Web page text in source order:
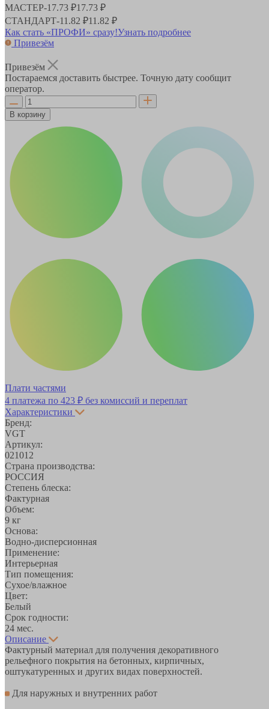
МАСТЕР-17.73 ₽17.73 ₽
СТАНДАРТ-11.82 ₽11.82 ₽
Как стать «ПРОФИ» сразу!Узнать подробнее
Привезём
Привезём
Постараемся доставить быстрее. Точную дату сообщит
оператор.
В корзину
Плати частями
4 платежа по 423 ₽ без комиссий и переплат
Характеристики
Бренд:
VGT
Артикул:
021012
Страна производства:
РОССИЯ
Степень блеска:
Фактурная
Объем:
9 кг
Основа:
Водно-дисперсионная
Применение:
Интерьерная
Тип помещения:
Сухое/влажное
Цвет:
Белый
Срок годности:
24 мес.
Описание
Фактурный материал для получения декоративного
рельефного покрытия на бетонных, кирпичных,
оштукатуренных и других видах поверхностей.
Для наружных и внутренних работ